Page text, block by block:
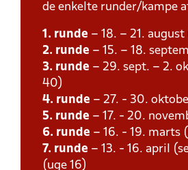
de enkelte runder/kampe
1. runde – 18. – 21.
2. runde – 15. – 18.
3. runde – 29. sept. – 2.
40)
4. runde – 27. - 30.
5. runde – 17. - 20.
6. runde – 16. - 19. marts
7. runde – 13. - 16. april
(uge 16)